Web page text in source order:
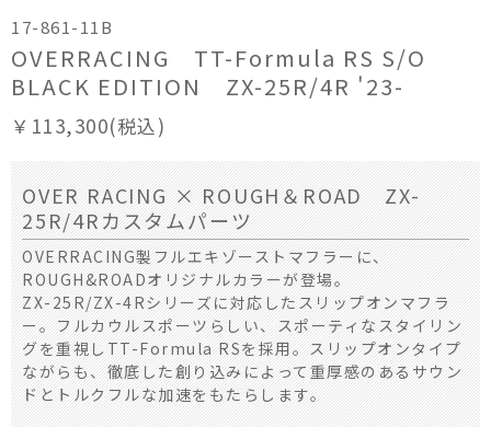
17-861-11B
OVERRACING TT-Formula RS S/O
BLACK EDITION ZX-25R/4R '23-
￥113,300(税込)
OVER RACING × ROUGH＆ROAD ZX-
25R/4Rカスタムパーツ
OVERRACING製フルエキゾーストマフラーに、
ROUGH&ROADオリジナルカラーが登場。
ZX-25R/ZX-4Rシリーズに対応したスリップオンマフラ
ー。フルカウルスポーツらしい、スポーティなスタイリン
グを重視しTT-Formula RSを採用。スリップオンタイプ
ながらも、徹底した創り込みによって重厚感のあるサウン
ドとトルクフルな加速をもたらします。